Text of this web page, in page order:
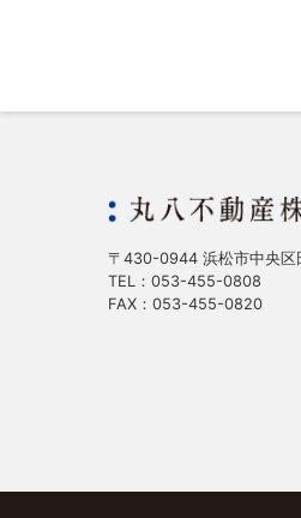
〒430-0944 浜松市中央
TEL：053-455-0808
FAX：053-455-0820